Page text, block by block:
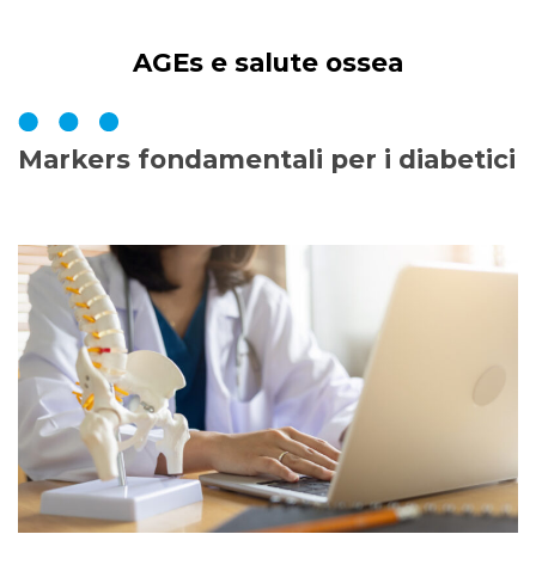
AGEs e salute ossea
Markers fondamentali per i diabetici